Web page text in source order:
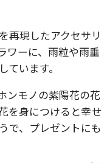
再現したアクセサリ
ワーに、雨粒や雨垂
います。
ンモノの紫陽花の花
を身につけると幸せ
で、プレゼントにも